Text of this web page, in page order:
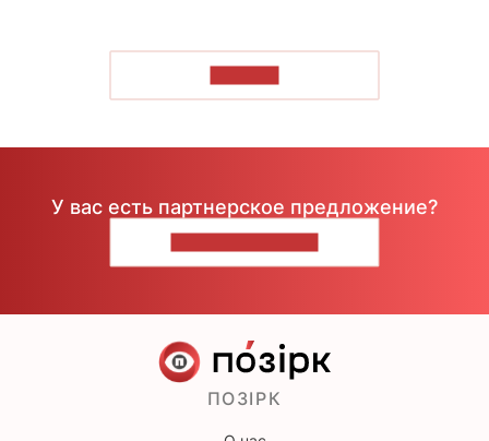
У вас есть партнерское предложение?
ПОЗІРК